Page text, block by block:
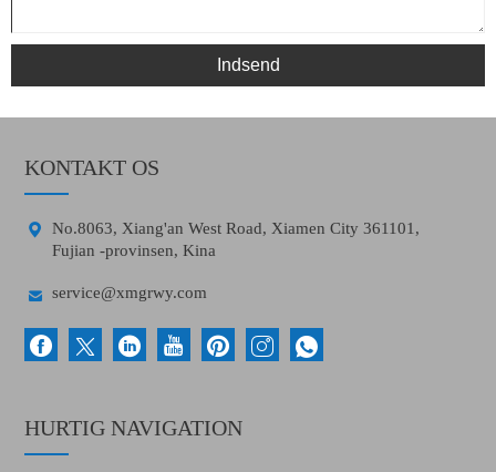
Indsend
KONTAKT OS

No.8063, Xiang'an West Road, Xiamen City 361101,
Fujian -provinsen, Kina
 service@xmgrwy.com
HURTIG NAVIGATION